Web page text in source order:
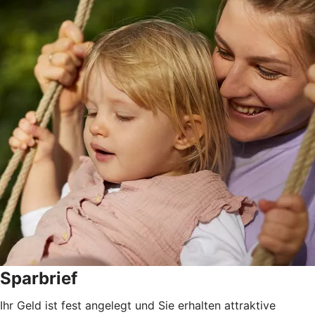
Sparbrief
Ihr Geld ist fest angelegt und Sie erhalten attraktive